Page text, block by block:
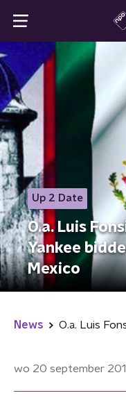
Up 2 Date
O.a. Luis
Yankee
Mexico
News
wo 20 september